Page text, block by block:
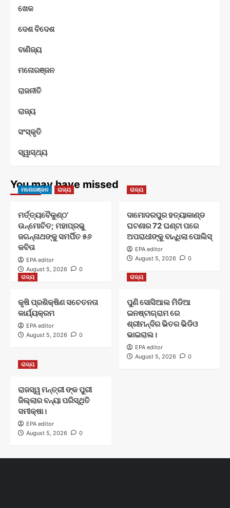
ଖେଳ
ଦେଶ ବିଦେଶ
ବାଣିଜ୍ୟ
ମନୋରଞ୍ଜନ
ରାଜନୀତି
ରାଜ୍ୟ
ସଂସ୍କୃତି
ସ୍ୱାସ୍ଥ୍ୟ
You may have missed
ମନୋରଞ୍ଜନ ରାଜ୍ୟ
ମର୍ତ୍ତ୍ୟବୈକୁଣ୍ଠ’
ଉନ୍ମୋଚିତ; ମହାପ୍ରଭୁ
ଜଗନ୍ନାଥଙ୍କୁ ସମର୍ପିତ ୫୬
କବିତା
EPA editor
August 5, 2026
0
ରାଜ୍ୟ
ଦାମୋଦରପୁର ହତ୍ୟାକାଣ୍ଡ
ଘଟଣାର 72 ଘଣ୍ଟା ପରେ
ଅପରାଧୀଙ୍କୁ ବାନ୍ଧିଲା ପୋଲିସ୍
EPA editor
August 5, 2026
0
ରାଜ୍ୟ
କୃଷି ପ୍ରଶିକ୍ଷିଣ ସଚେତନତା
କାର୍ଯ୍ୟକ୍ରମ
EPA editor
August 5, 2026
0
ରାଜ୍ୟ
ପୁଣି ସୋସିଆଲ ମିଡିଆ
ଇନଷ୍ଟାଗ୍ରାମ ରେ
ଶ୍ରୀମନ୍ଦିର ଭିତର ଭିଡିଓ
ଭାଇରାଲ।
EPA editor
August 5, 2026
0
ରାଜ୍ୟ
ରାଜସ୍ୱ ମନ୍ତ୍ରୀ ଙ୍କ ପୁରୀ
ଜିଲ୍ଲାର ବନ୍ୟା ପରିସ୍ଥିତି
ସମୀକ୍ଷା।
EPA editor
August 5, 2026
0